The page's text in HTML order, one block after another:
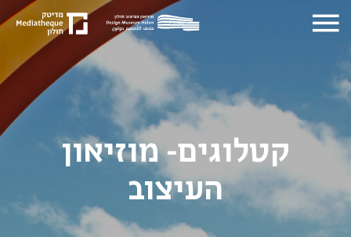
קטלוגים- מוזיאון
העיצוב